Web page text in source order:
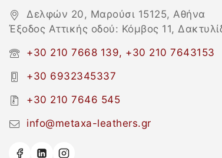
Δελφών 20, Μαρούσι 15125, Αθήνα
Έξοδος Αττικής οδού: Κόμβος 11,
+30 210 7668 139, +30 210 7643153
+30 6932345337
+30 210 7646 545
info@metaxa-leathers.gr